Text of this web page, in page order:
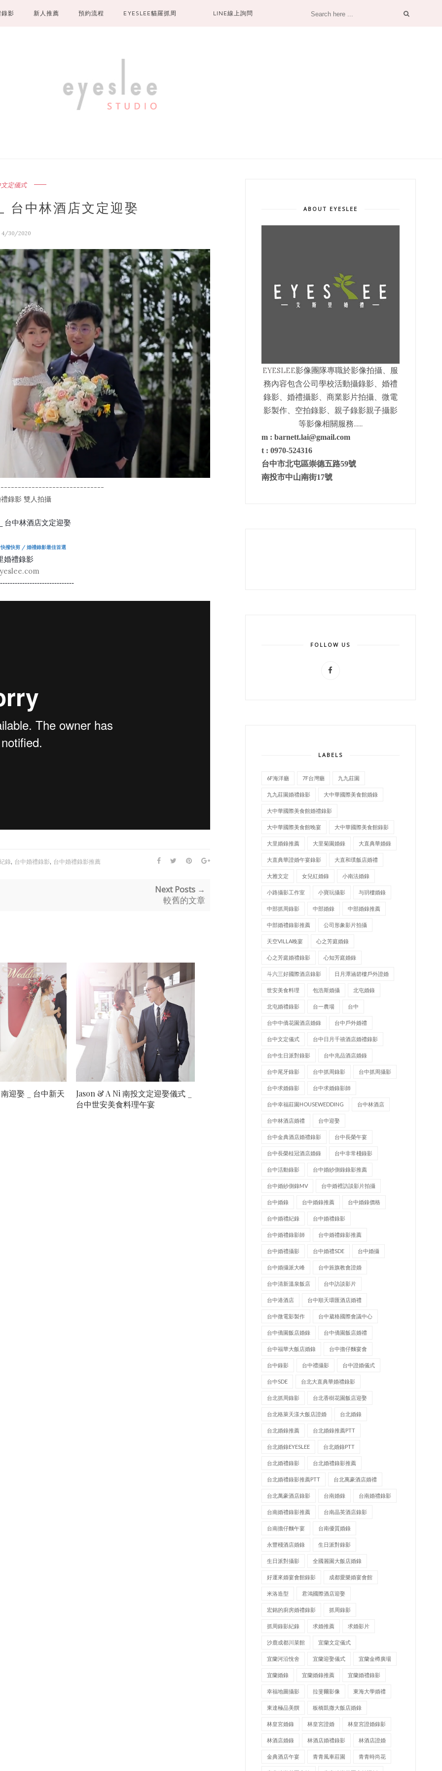
影 新人推薦 預約流程 EYESLEE貓羅抓周 LINE線上詢問
定儀式
台中林酒店文定迎娶
4/30/2020
錄影 雙人拍攝
台中林酒店文定迎娶
撥快剪 / 婚禮錄影最佳首選
婚禮錄影
錄, 台中婚禮錄影, 台中婚禮錄影推薦
Next Posts →
較舊的文章
迎娶 _ 台中新天
Jason & A Ni 南投文定迎娶儀式 _
台中世安美食料理午宴
ABOUT EYESLEE
EYESLEE影像 團隊專職於影像拍攝、服
務內容包含公司學校活動攝錄影、婚禮
錄影、婚禮攝影、商業影片拍攝、微電
影製作、空拍錄影、親子錄影親子攝影
等影像相關服務......
m : barnett.lai@gmail.com
t : 0970-524316
台中市北屯區崇德五路59號
南投市中山南街17號
FOLLOW US
LABELS
6F海洋廳 7F台灣廳 九九莊園
九九莊園婚禮錄影 大中華國際美食館婚錄
大中華國際美食館婚禮錄影
大中華國際美食館晚宴 大中華國際美食館錄影
大里婚錄推薦 大里菊園婚錄 大直典華婚錄
大直典華證婚午宴錄影 大直和璞飯店婚禮
大雅文定 女兒紅婚錄 小南法婚錄
小路攝影工作室 小寶玩攝影 与玥樓婚錄
中部抓周錄影 中部婚錄 中部婚錄推薦
中部婚禮錄影推薦 公司形象影片拍攝
天空VILLA晚宴 心之芳庭婚錄
心之芳庭婚禮錄影 心知芳庭婚錄
斗六三好國際酒店錄影 日月潭涵碧樓戶外證婚
世安美食料理 包浩斯婚攝 北屯婚錄
北屯婚禮錄影 台一農場 台中
台中中僑花園酒店婚錄 台中戶外婚禮
台中文定儀式 台中日月千禧酒店婚禮錄影
台中生日派對錄影 台中兆品酒店婚錄
台中尾牙錄影 台中抓周錄影 台中抓周攝影
台中求婚錄影 台中求婚錄影師
台中幸福莊園HOUSEWEDDING 台中林酒店
台中林酒店婚禮 台中迎娶
台中金典酒店婚禮錄影 台中長榮午宴
台中長榮桂冠酒店婚錄 台中非常棧錄影
台中活動錄影 台中婚紗側錄錄影推薦
台中婚紗側錄MV 台中婚裡訪談影片拍攝
台中婚錄 台中婚錄推薦 台中婚錄價格
台中婚禮紀錄 台中婚禮錄影
台中婚禮錄影師 台中婚禮錄影推薦
台中婚禮攝影 台中婚禮SDE 台中婚攝
台中婚攝派大峰 台中旌旗教會證婚
台中清新溫泉飯店 台中訪談影片
台中港酒店 台中順天環匯酒店婚禮
台中微電影製作 台中葳格國際會議中心
台中僑園飯店婚錄 台中僑園飯店婚禮
台中福華大飯店婚錄 台中擔仔麵宴會
台中錄影 台中禮攝影 台中證婚儀式
台中SDE 台北大直典華婚禮錄影
台北抓周錄影 台北香樹花園飯店迎娶
台北格萊天漾大飯店證婚 台北婚錄
台北婚錄推薦 台北婚錄推薦PTT
台北婚錄EYESLEE 台北婚錄PTT
台北婚禮錄影 台北婚禮錄影推薦
台北婚禮錄影推薦PTT 台北萬豪酒店婚禮
台北萬豪酒店錄影 台南婚錄 台南婚禮錄影
台南婚禮錄影推薦 台南晶英酒店錄影
台南擔仔麵午宴 台南優質婚錄
永豐棧酒店婚錄 生日派對錄影
生日派對攝影 全國麗園大飯店婚錄
好運來婚宴會館錄影 成都愛樂婚宴會館
米洛造型 君鴻國際酒店迎娶
宏銘的廚房婚禮錄影 抓周錄影
抓周錄影紀錄 求婚推薦 求婚影片
沙鹿成都川菜館 宜蘭文定儀式
宜蘭河沿悅舍 宜蘭迎娶儀式 宜蘭金樽廣場
宜蘭婚錄 宜蘭婚錄推薦 宜蘭婚禮錄影
幸福地圖攝影 拉斐爾影像 東海大學婚禮
東達極品美饌 板橋凱撒大飯店婚錄
林皇宮婚錄 林皇宮證婚 林皇宮證婚錄影
林酒店婚錄 林酒店婚禮錄影 林酒店證婚
金典酒店午宴 青青風車莊園 青青時尚花